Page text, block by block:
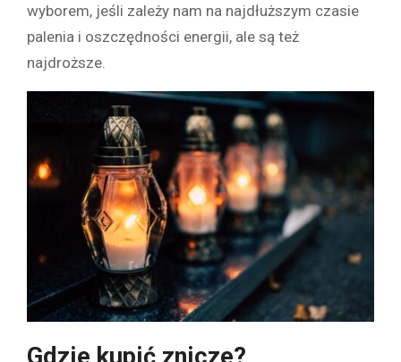
wyborem, jeśli zależy nam na najdłuższym czasie
palenia i oszczędności energii, ale są też
najdroższe.
Gdzie kupić znicze?